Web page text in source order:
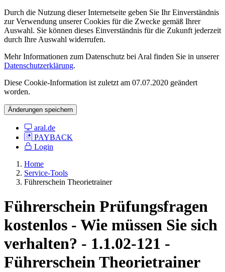
Durch die Nutzung dieser Internetseite geben Sie Ihr Einverständnis
zur Verwendung unserer Cookies für die Zwecke gemäß Ihrer
Auswahl. Sie können dieses Einverständnis für die Zukunft jederzeit
durch Ihre Auswahl widerrufen.
Mehr Informationen zum Datenschutz bei Aral finden Sie in unserer
Datenschutzerklärung.
Diese Cookie-Information ist zuletzt am 07.07.2020 geändert
worden.
Änderungen speichern
aral.de
PAYBACK
Login
Home
Service-Tools
Führerschein Theorietrainer
Führerschein Prüfungsfragen
kostenlos - Wie müssen Sie sich
verhalten? - 1.1.02-121 -
Führerschein Theorietrainer